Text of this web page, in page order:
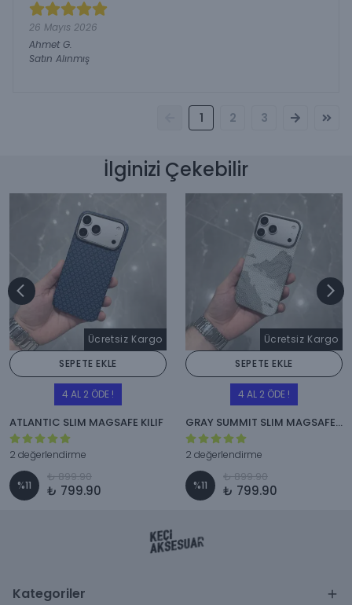
26 Mayıs 2026
Ahmet G.
Satın Alınmış
1 2 3
İlginizi Çekebilir
Ücretsiz Kargo
SEPETE EKLE
4 AL 2 ÖDE !
ATLANTIC SLIM MAGSAFE KILIF
2 değerlendirme
%11
₺ 899.90
₺ 799.90
Ücretsiz Kargo
SEPETE EKLE
4 AL 2 ÖDE !
GRAY SUMMIT SLIM MAGSAFE KILIF
2 değerlendirme
%11
₺ 899.90
₺ 799.90
Kategoriler